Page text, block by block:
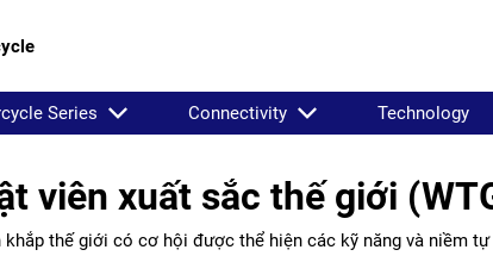
Series Connectivity Technology
viên xuất sắc thế giới
khắp thế giới có cơ hội được thể hiện các kỹ năng và niềm